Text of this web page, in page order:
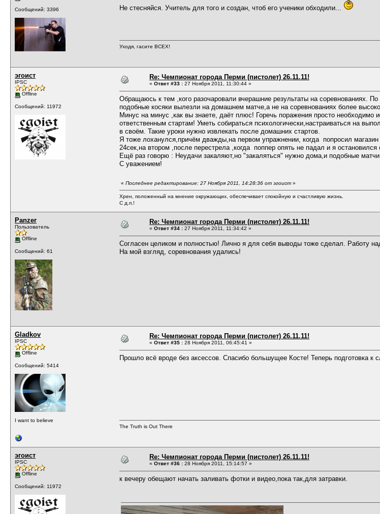
Сообщений: 3396 Не стесняйся. Учитель для того и создан, чтоб его ученики обходили...
Уходя, гасите ВСЕХ!
эгоист
IPSC
Offline
Сообщений: 11972
Re: Чемпионат города Перми (пистолет) 26.11.11!
« Ответ #33 : 27 Ноября 2011, 11:30:44 »
Обращаюсь к тем ,кого разочаровали вчерашние результаты на соревнованиях.
подобные косяки вылезли на домашнем матче,а не на соревнованиях более
Минус на минус ,как вы знаете, даёт плюс! Горечь поражения просто
ответственным стартам! Уметь собираться психологически,настраиваться на
в своём. Такие уроки нужно извлекать после домашних стартов.
Я тоже лоханулся,причём дважды,на первом упражнении, когда попросил
24сек,на втором ,после перестрела ,когда поппер опять не падал и я
Ещё раз говорю : Неудачи закаляют,но "закаляться" нужно дома,и подобные
С уважением!
« Последнее редактирование: 27 Ноября 2011, 14:28:36 от эгоист »
Хрен, положенный на мнение окружающих, обеспечивает спокойную и счастливую жизнь.
С д.п.!
Panzer
Пользователь
Offline
Сообщений: 61
Re: Чемпионат города Перми (пистолет) 26.11.11!
« Ответ #34 : 27 Ноября 2011, 11:34:42 »
Согласен целиком и полностью! Лично я для себя выводы тоже сделал. Работу
На мой взгляд, соревнования удались!
Gladkov
IPSC
Offline
Сообщений: 5414
I want to believe
Re: Чемпионат города Перми (пистолет) 26.11.11!
« Ответ #35 : 28 Ноября 2011, 06:45:41 »
Прошло всё вроде без аксессов. Спасибо большущее Косте! Теперь подготовка к
The Truth is Out There
эгоист
IPSC
Offline
Сообщений: 11972
Re: Чемпионат города Перми (пистолет) 26.11.11!
« Ответ #36 : 28 Ноября 2011, 15:14:57 »
к вечеру обещают начать заливать фотки и видео,пока так,для затравки.